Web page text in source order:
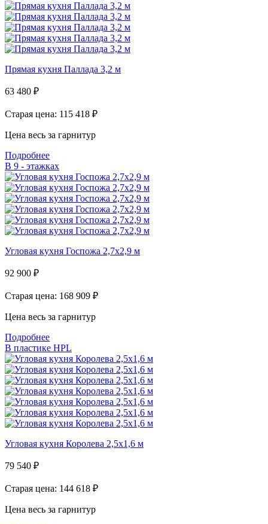
Прямая кухня Паллада 3,2 м
63 480 ₽
Старая цена: 115 418 ₽
Цена весь за гарнитур
Подробнее
В 9 - этажках
Угловая кухня Госпожа 2,7х2,9 м
92 900 ₽
Старая цена: 168 909 ₽
Цена весь за гарнитур
Подробнее
В пластике HPL
Угловая кухня Королева 2,5х1,6 м
79 540 ₽
Старая цена: 144 618 ₽
Цена весь за гарнитур